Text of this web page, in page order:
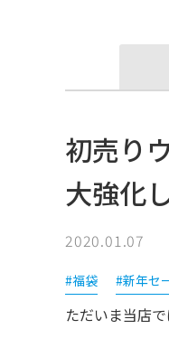
初売り
大強化
2020.01.07
#福袋 #新年セ
ただいま当店